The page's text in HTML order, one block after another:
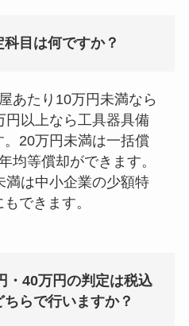
目は何ですか？
あたり10万円未満なら
円以上なら工具器具備
。20万円未満は一括償
均等償却ができます。
満は中小企業の少額特
できます。
・40万円の判定は税込
らで行いますか？